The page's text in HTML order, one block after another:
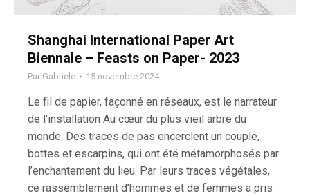
Shanghai International Paper Art
Biennale – Feasts on Paper- 2023
Par Gabriele 15 novembre 2024
Le fil de papier, façonné en réseaux, est le narrateur
de l’installation Au cœur du plus vieil arbre du
monde. Des traces de pas encerclent un couple,
bottes et escarpins, qui ont été métamorphosés par
l’enchantement du lieu. Par leurs traces végétales,
ce rassemblement d’hommes et de femmes a pris